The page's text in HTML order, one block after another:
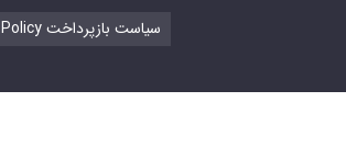
Refund Policy سیاست بازپرداخت